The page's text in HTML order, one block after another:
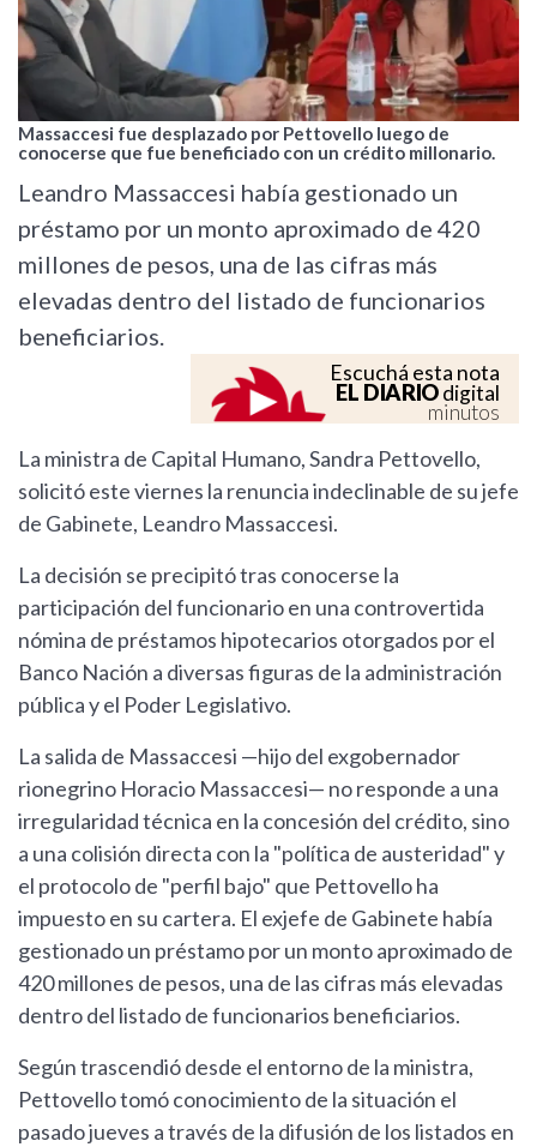
Massaccesi fue desplazado por Pettovello luego de
conocerse que fue beneficiado con un crédito millonario.
Leandro Massaccesi había gestionado un
préstamo por un monto aproximado de 420
millones de pesos, una de las cifras más
elevadas dentro del listado de funcionarios
beneficiarios.
Escuchá esta nota
EL DIARIOdigital
minutos
La ministra de Capital Humano, Sandra Pettovello,
solicitó este viernes la renuncia indeclinable de su jefe
de Gabinete, Leandro Massaccesi.
La decisión se precipitó tras conocerse la
participación del funcionario en una controvertida
nómina de préstamos hipotecarios otorgados por el
Banco Nación a diversas figuras de la administración
pública y el Poder Legislativo.
La salida de Massaccesi —hijo del exgobernador
rionegrino Horacio Massaccesi— no responde a una
irregularidad técnica en la concesión del crédito, sino
a una colisión directa con la "política de austeridad" y
el protocolo de "perfil bajo" que Pettovello ha
impuesto en su cartera. El exjefe de Gabinete había
gestionado un préstamo por un monto aproximado de
420 millones de pesos, una de las cifras más elevadas
dentro del listado de funcionarios beneficiarios.
Según trascendió desde el entorno de la ministra,
Pettovello tomó conocimiento de la situación el
pasado jueves a través de la difusión de los listados en